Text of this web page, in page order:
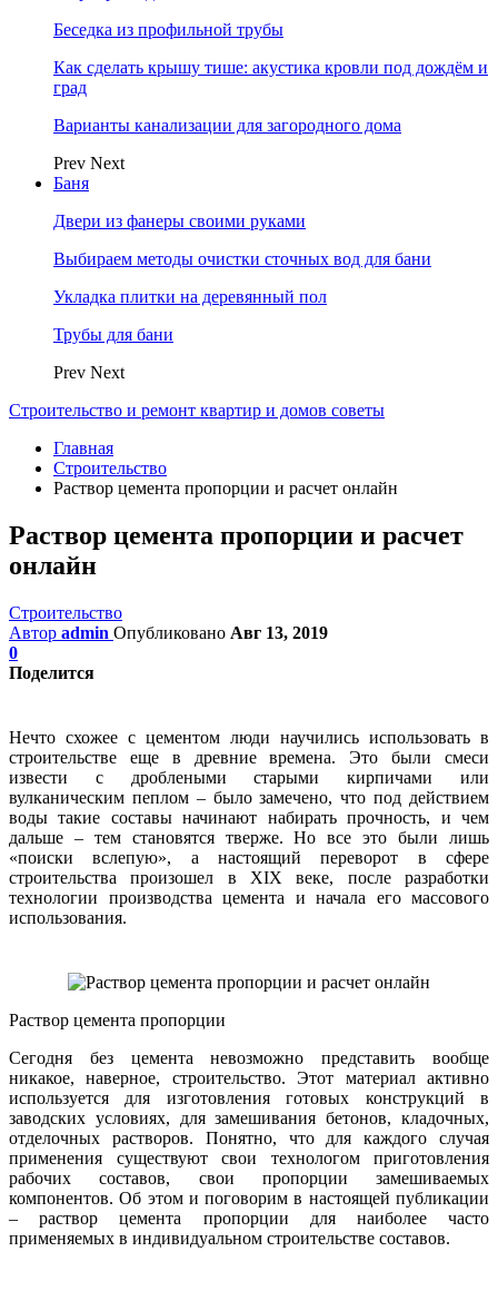
Беседка из профильной трубы
Как сделать крышу тише: акустика кровли под дождём и
град
Варианты канализации для загородного дома
Prev Next
Баня
Двери из фанеры своими руками
Выбираем методы очистки сточных вод для бани
Укладка плитки на деревянный пол
Трубы для бани
Prev Next
Строительство и ремонт квартир и домов советы
Главная
Строительство
Раствор цемента пропорции и расчет онлайн
Раствор цемента пропорции и расчет
онлайн
Строительство
Автор admin Опубликовано Авг 13, 2019
0
Поделится
Нечто схожее с цементом люди научились использовать в
строительстве еще в древние времена. Это были смеси
извести с дроблеными старыми кирпичами или
вулканическим пеплом – было замечено, что под действием
воды такие составы начинают набирать прочность, и чем
дальше – тем становятся тверже. Но все это были лишь
«поиски вслепую», а настоящий переворот в сфере
строительства произошел в XIX веке, после разработки
технологии производства цемента и начала его массового
использования.
Раствор цемента пропорции
Сегодня без цемента невозможно представить вообще
никакое, наверное, строительство. Этот материал активно
используется для изготовления готовых конструкций в
заводских условиях, для замешивания бетонов, кладочных,
отделочных растворов. Понятно, что для каждого случая
применения существуют свои технологом приготовления
рабочих составов, свои пропорции замешиваемых
компонентов. Об этом и поговорим в настоящей публикации
– раствор цемента пропорции для наиболее часто
применяемых в индивидуальном строительстве составов.